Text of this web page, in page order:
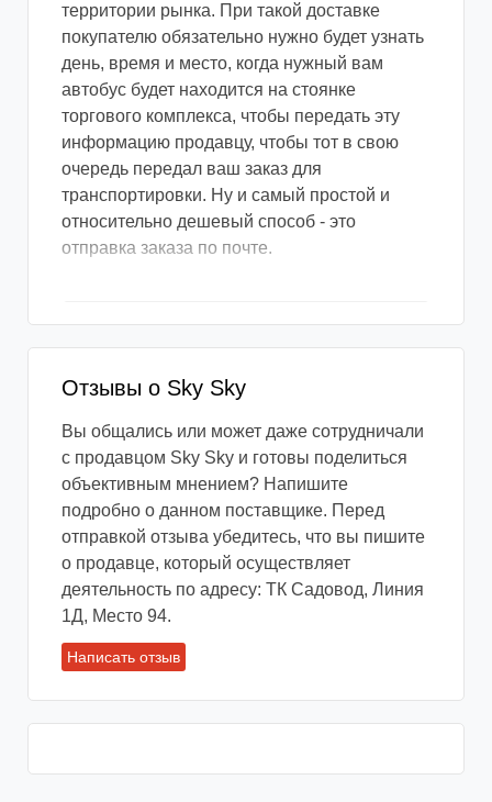
территории рынка. При такой доставке
покупателю обязательно нужно будет узнать
день, время и место, когда нужный вам
автобус будет находится на стоянке
торгового комплекса, чтобы передать эту
информацию продавцу, чтобы тот в свою
очередь передал ваш заказ для
транспортировки. Ну и самый простой и
относительно дешевый способ - это
отправка заказа по почте.
Отзывы о Sky Sky
Вы общались или может даже сотрудничали
с продавцом Sky Sky и готовы поделиться
объективным мнением? Напишите
подробно о данном поставщике. Перед
отправкой отзыва убедитесь, что вы пишите
о продавце, который осуществляет
деятельность по адресу: ТК Садовод, Линия
1Д, Место 94.
Написать отзыв